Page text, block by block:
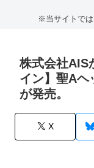
※当サイトでは
株式会社AIS
イン】聖Aヘ
が発売。
X